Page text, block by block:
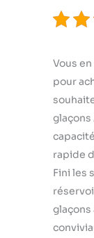
Vous
pour
glaçons
rapide
Fini les
glaçons